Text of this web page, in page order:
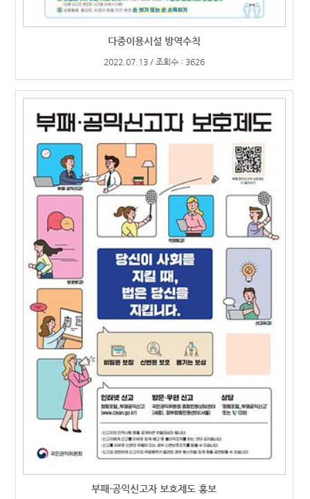
다중이용시설 방역수칙
2022.07.13 / 조회수 : 3626
부패·공익신고자 보호제도 홍보